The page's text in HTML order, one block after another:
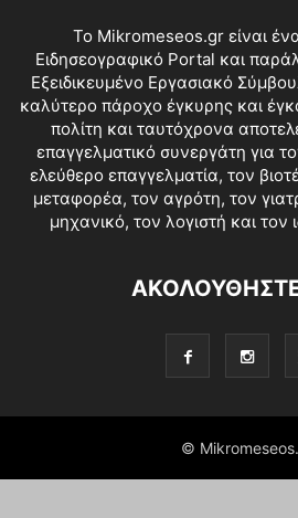
Το Mikromeseos.gr είναι
Ειδησεογραφικό Portal και
Εξειδικευμένο Εργασιακό
καλύτερο πάροχο έγκυρης και
πολίτη και ταυτόχρονα
επαγγελματικό συνεργάτη για
ελεύθερο επαγγελματία, τον
μεταφορέα, τον αγρότη, τον
μηχανικό, τον λογιστή και τον
©